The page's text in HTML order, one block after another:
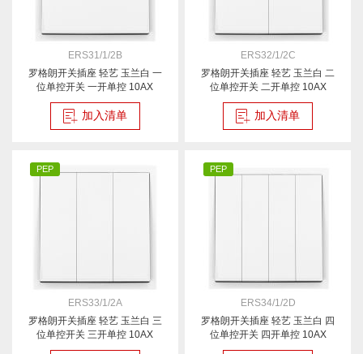
ERS31/1/2B
罗格朗开关插座 轻艺 玉兰白 一
位单控开关 一开单控 10AX
加入清单
ERS32/1/2C
罗格朗开关插座 轻艺 玉兰白 二
位单控开关 二开单控 10AX
加入清单
PEP
ERS33/1/2A
罗格朗开关插座 轻艺 玉兰白 三
位单控开关 三开单控 10AX
PEP
ERS34/1/2D
罗格朗开关插座 轻艺 玉兰白 四
位单控开关 四开单控 10AX